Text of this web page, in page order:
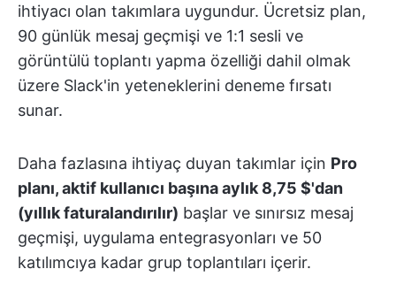
ihtiyacı olan takımlara uygundur. Ücretsiz plan,
90 günlük mesaj geçmişi ve 1:1 sesli ve
görüntülü toplantı yapma özelliği dahil olmak
üzere Slack'in yeteneklerini deneme fırsatı
sunar.
Daha fazlasına ihtiyaç duyan takımlar için Pro
planı, aktif kullanıcı başına aylık 8,75 $'dan
(yıllık faturalandırılır) başlar ve sınırsız mesaj
geçmişi, uygulama entegrasyonları ve 50
katılımcıya kadar grup toplantıları içerir.